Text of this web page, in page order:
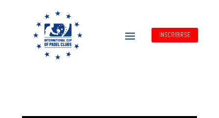
INSCRIBIRSE